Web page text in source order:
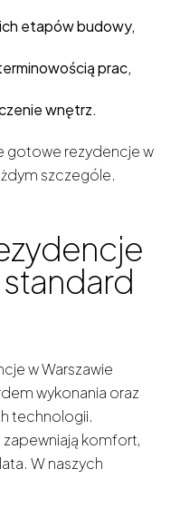
etapów budowy,
prac,
wnętrz.
gotowe rezydencje w
szczególe.
standard
w Warszawie
wykonania oraz
technologii.
zapewniają komfort,
W naszych